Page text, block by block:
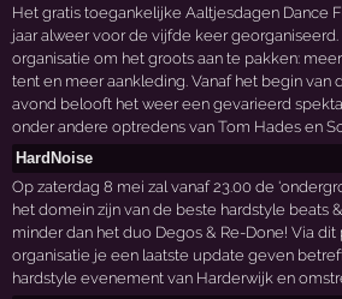
Het gratis toegankelijke Aaltjesdagen Dance
jaar alweer voor de vijfde keer
organisatie om het groots aan te pakken:
tent en meer aankleding. Vanaf het begin van
avond belooft het weer een gevarieerd
onder andere optredens van Tom Hades en
HardNoise
Op zaterdag 8 mei zal vanaf 23.00 de
het domein zijn van de beste hardstyle beats
minder dan het duo Degos & Re-Done! Via
organisatie je een laatste update geven
hardstyle evenement van Harderwijk en